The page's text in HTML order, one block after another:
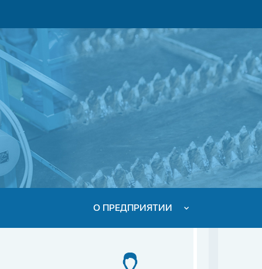
О ПРЕДПРИЯТИИ